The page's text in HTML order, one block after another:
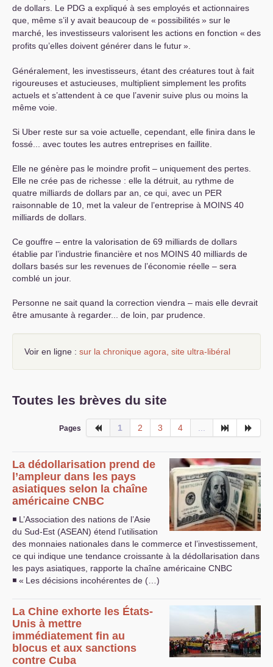
de dollars. Le PDG a expliqué à ses employés et actionnaires
que, même s’il y avait beaucoup de « possibilités» sur le
marché, les investisseurs valorisent les actions en fonction « des
profits qu’elles doivent générer dans le futur».
Généralement, les investisseurs, étant des créatures tout à fait
rigoureuses et astucieuses, multiplient simplement les profits
actuels et s’attendent à ce que l’avenir suive plus ou moins la
même voie.
Si Uber reste sur sa voie actuelle, cependant, elle finira dans le
fossé... avec toutes les autres entreprises en faillite.
Elle ne génère pas le moindre profit – uniquement des pertes.
Elle ne crée pas de richesse : elle la détruit, au rythme de
quatre milliards de dollars par an, ce qui, avec un PER
raisonnable de 10, met la valeur de l’entreprise à MOINS 40
milliards de dollars.
Ce gouffre – entre la valorisation de 69 milliards de dollars
établie par l’industrie financière et nos MOINS 40 milliards de
dollars basés sur les revenues de l’économie réelle – sera
comblé un jour.
Personne ne sait quand la correction viendra – mais elle devrait
être amusante à regarder... de loin, par prudence.
Voir en ligne : sur la chronique agora, site ultra-libéral
Toutes les brèves du site
Pages 1 2 3 4
La dédollarisation prend de
l’ampleur dans les pays
asiatiques selon la chaîne
américaine CNBC
◾ L’Association des nations de l’Asie
du Sud-Est (ASEAN) étend l’utilisation
des monnaies nationales dans le commerce et l’investissement,
ce qui indique une tendance croissante à la dédollarisation dans
les pays asiatiques, rapporte la chaîne américaine CNBC
◾ « Les décisions incohérentes de (…)
La Chine exhorte les États-
Unis à mettre
immédiatement fin au
blocus et aux sanctions
contre Cuba